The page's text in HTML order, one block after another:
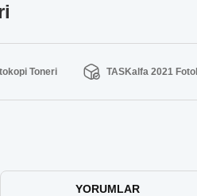
Toneri TASKalfa 2021
YORUMLAR